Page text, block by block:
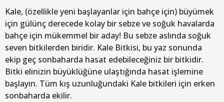
Kale, (özellikle yeni başlayanlar için bahçe için) büyümek
için gülünç derecede kolay bir sebze ve soğuk havalarda
bahçe için mükemmel bir aday! Bu sebze aslında soğuk
seven bitkilerden biridir. Kale Bitkisi, bu yaz sonunda
ekip geç sonbaharda hasat edebileceğiniz bir bitkidir.
Bitki elinizin büyüklüğüne ulaştığında hasat işlemine
başlayın. Tüm kış uzunluğundaki Kale bitkileri için erken
sonbaharda ekilir.